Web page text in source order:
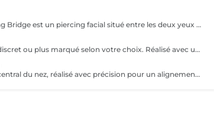
Le Piercing Bridge est un piercing facial situé entre les deux yeux à la racine du nez. Un Piercing en titane chirurgical est inclus. Le titane est hypoallergénique, léger et idéal pour les premières phases de cicatrisation. Si tu souhaites te faire percer mais que tu as peur des aiguilles ou que tu souffres d'anxiété (stress, blocage), nous te demandons de bien vouloir réserver le service intitulé: <<NOM DU PIERCING (Phobie des aiguilles)>> Ce service ne côute pas plus cher. Il est simplement prévu pour des raisons d'organisation, afin que tout le monde soit à l'aise et bien accueilli(e).
Piercing discret ou plus marqué selon votre choix. Réalisé avec un bijou en titane pour une cicatrisation optimale. Si tu souhaites te faire percer mais que tu as peur des aiguilles ou que tu souffres d'anxiété (stress, blocage), nous te demandons de bien vouloir réserver le service intitulé: <<NOM DU PIERCING (Phobie des aiguilles)>> Ce service ne côute pas plus cher. Il est simplement prévu pour des raisons d'organisation, afin que tout le monde soit à l'aise et bien accueilli(e).
Piercing central du nez, réalisé avec précision pour un alignement parfait. Bijou initial en titane et conseils de soin inclus. Si tu souhaites te faire percer mais que tu as peur des aiguilles ou que tu souffres d'anxiété (stress, blocage), nous te demandons de bien vouloir réserver le service intitulé: <<NOM DU PIERCING (Phobie des aiguilles)>> Ce service ne côute pas plus cher. Il est simplement prévu pour des raisons d'organisation, afin que tout le monde soit à l'aise et bien accueilli(e).